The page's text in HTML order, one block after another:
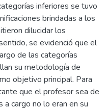
inferiores se tuvo
brindadas a los
dilucidar los
se evidenció que el
de las categorías
su metodología de
objetivo principal. Para
que el profesor sea de
a cargo no lo eran en su